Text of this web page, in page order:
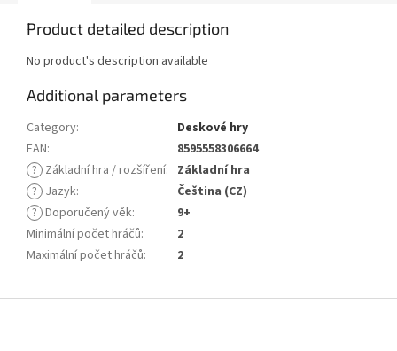
Product detailed description
No product's description available
Additional parameters
Category:
Deskové hry
EAN:
8595558306664
? Základní hra / rozšíření: Základní hra
? Jazyk:
Čeština (CZ)
? Doporučený věk:
9+
Minimální počet hráčů:
2
Maximální počet hráčů: 2